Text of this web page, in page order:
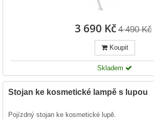
3 690 Kč 4 490 Kč
Koupit
Skladem
Stojan ke kosmetické lampě s lupou
Pojízdný stojan ke kosmetické lupě.